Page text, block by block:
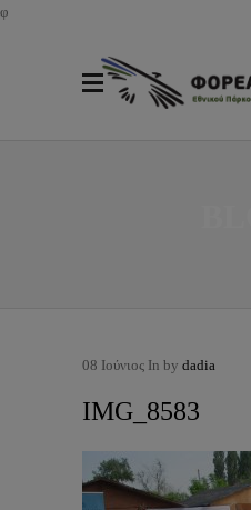
φ
08 Ιούνιος In by dadia
IMG_8583